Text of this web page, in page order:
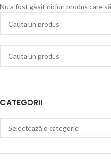
CATEGORII
Nu a fost găsit niciun produs care